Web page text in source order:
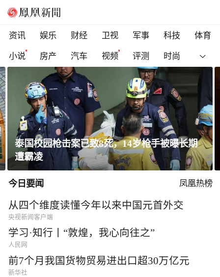
资讯 娱乐 财经 卫视 军事 科技
体育
小说
房产 汽车 视频 评测 时尚
一条隐蔽精干、长期潜伏的道路
今日要闻 凤凰热榜
从四个维度读懂今年以来中国元首外交
央视新闻客户端
学习·知行丨“敦煌，我心向往之”
人民网
前7个月我国货物贸易进出口超30万亿元
新华社